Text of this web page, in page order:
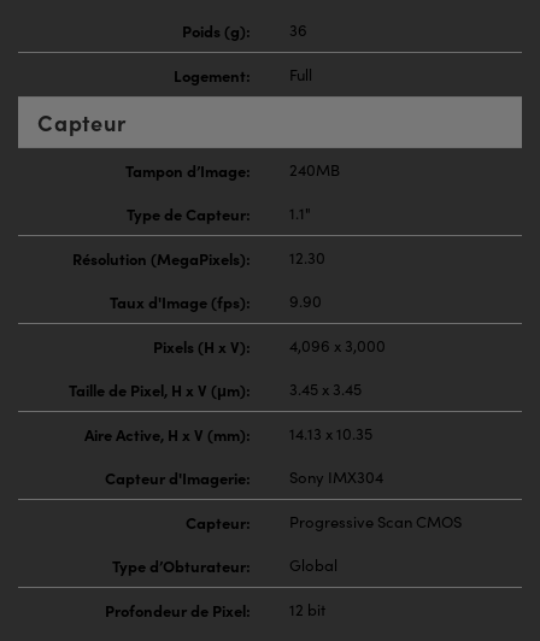
Poids (g):
36
Logement: Full
Capteur
Tampon d’Image:
240MB
Type de Capteur:
1.1"
Résolution (MegaPixels):
12.30
Taux d'Image (fps):
9.90
Pixels (H x V):
4,096 x 3,000
Taille de Pixel, H x V (μm):
3.45 x 3.45
Aire Active, H x V (mm):
14.13 x 10.35
Capteur d'Imagerie:
Sony IMX304
Capteur:
Progressive Scan CMOS
Type d’Obturateur:
Global
Profondeur de Pixel:
12 bit